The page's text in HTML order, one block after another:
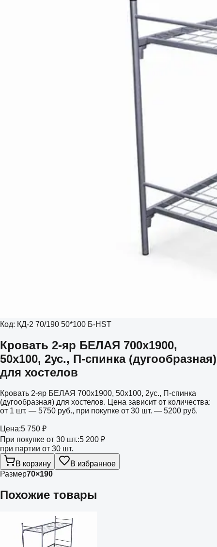
Код: КД-2 70/190 50*100 Б-HST
Кровать 2-яр БЕЛАЯ 700х1900,
50х100, 2ус., П-спинка (дугообразная)
для хостелов
Кровать 2-яр БЕЛАЯ 700х1900, 50х100, 2ус., П-спинка
(дугообразная) для хостелов. Цена зависит от количества:
от 1 шт. — 5750 руб., при покупке от 30 шт. — 5200 руб.
Цена:5 750 ₽
При покупке от 30 шт.:5 200 ₽
при партии от 30 шт.
В корзину
В избранное
Размер70×190
Похожие товары